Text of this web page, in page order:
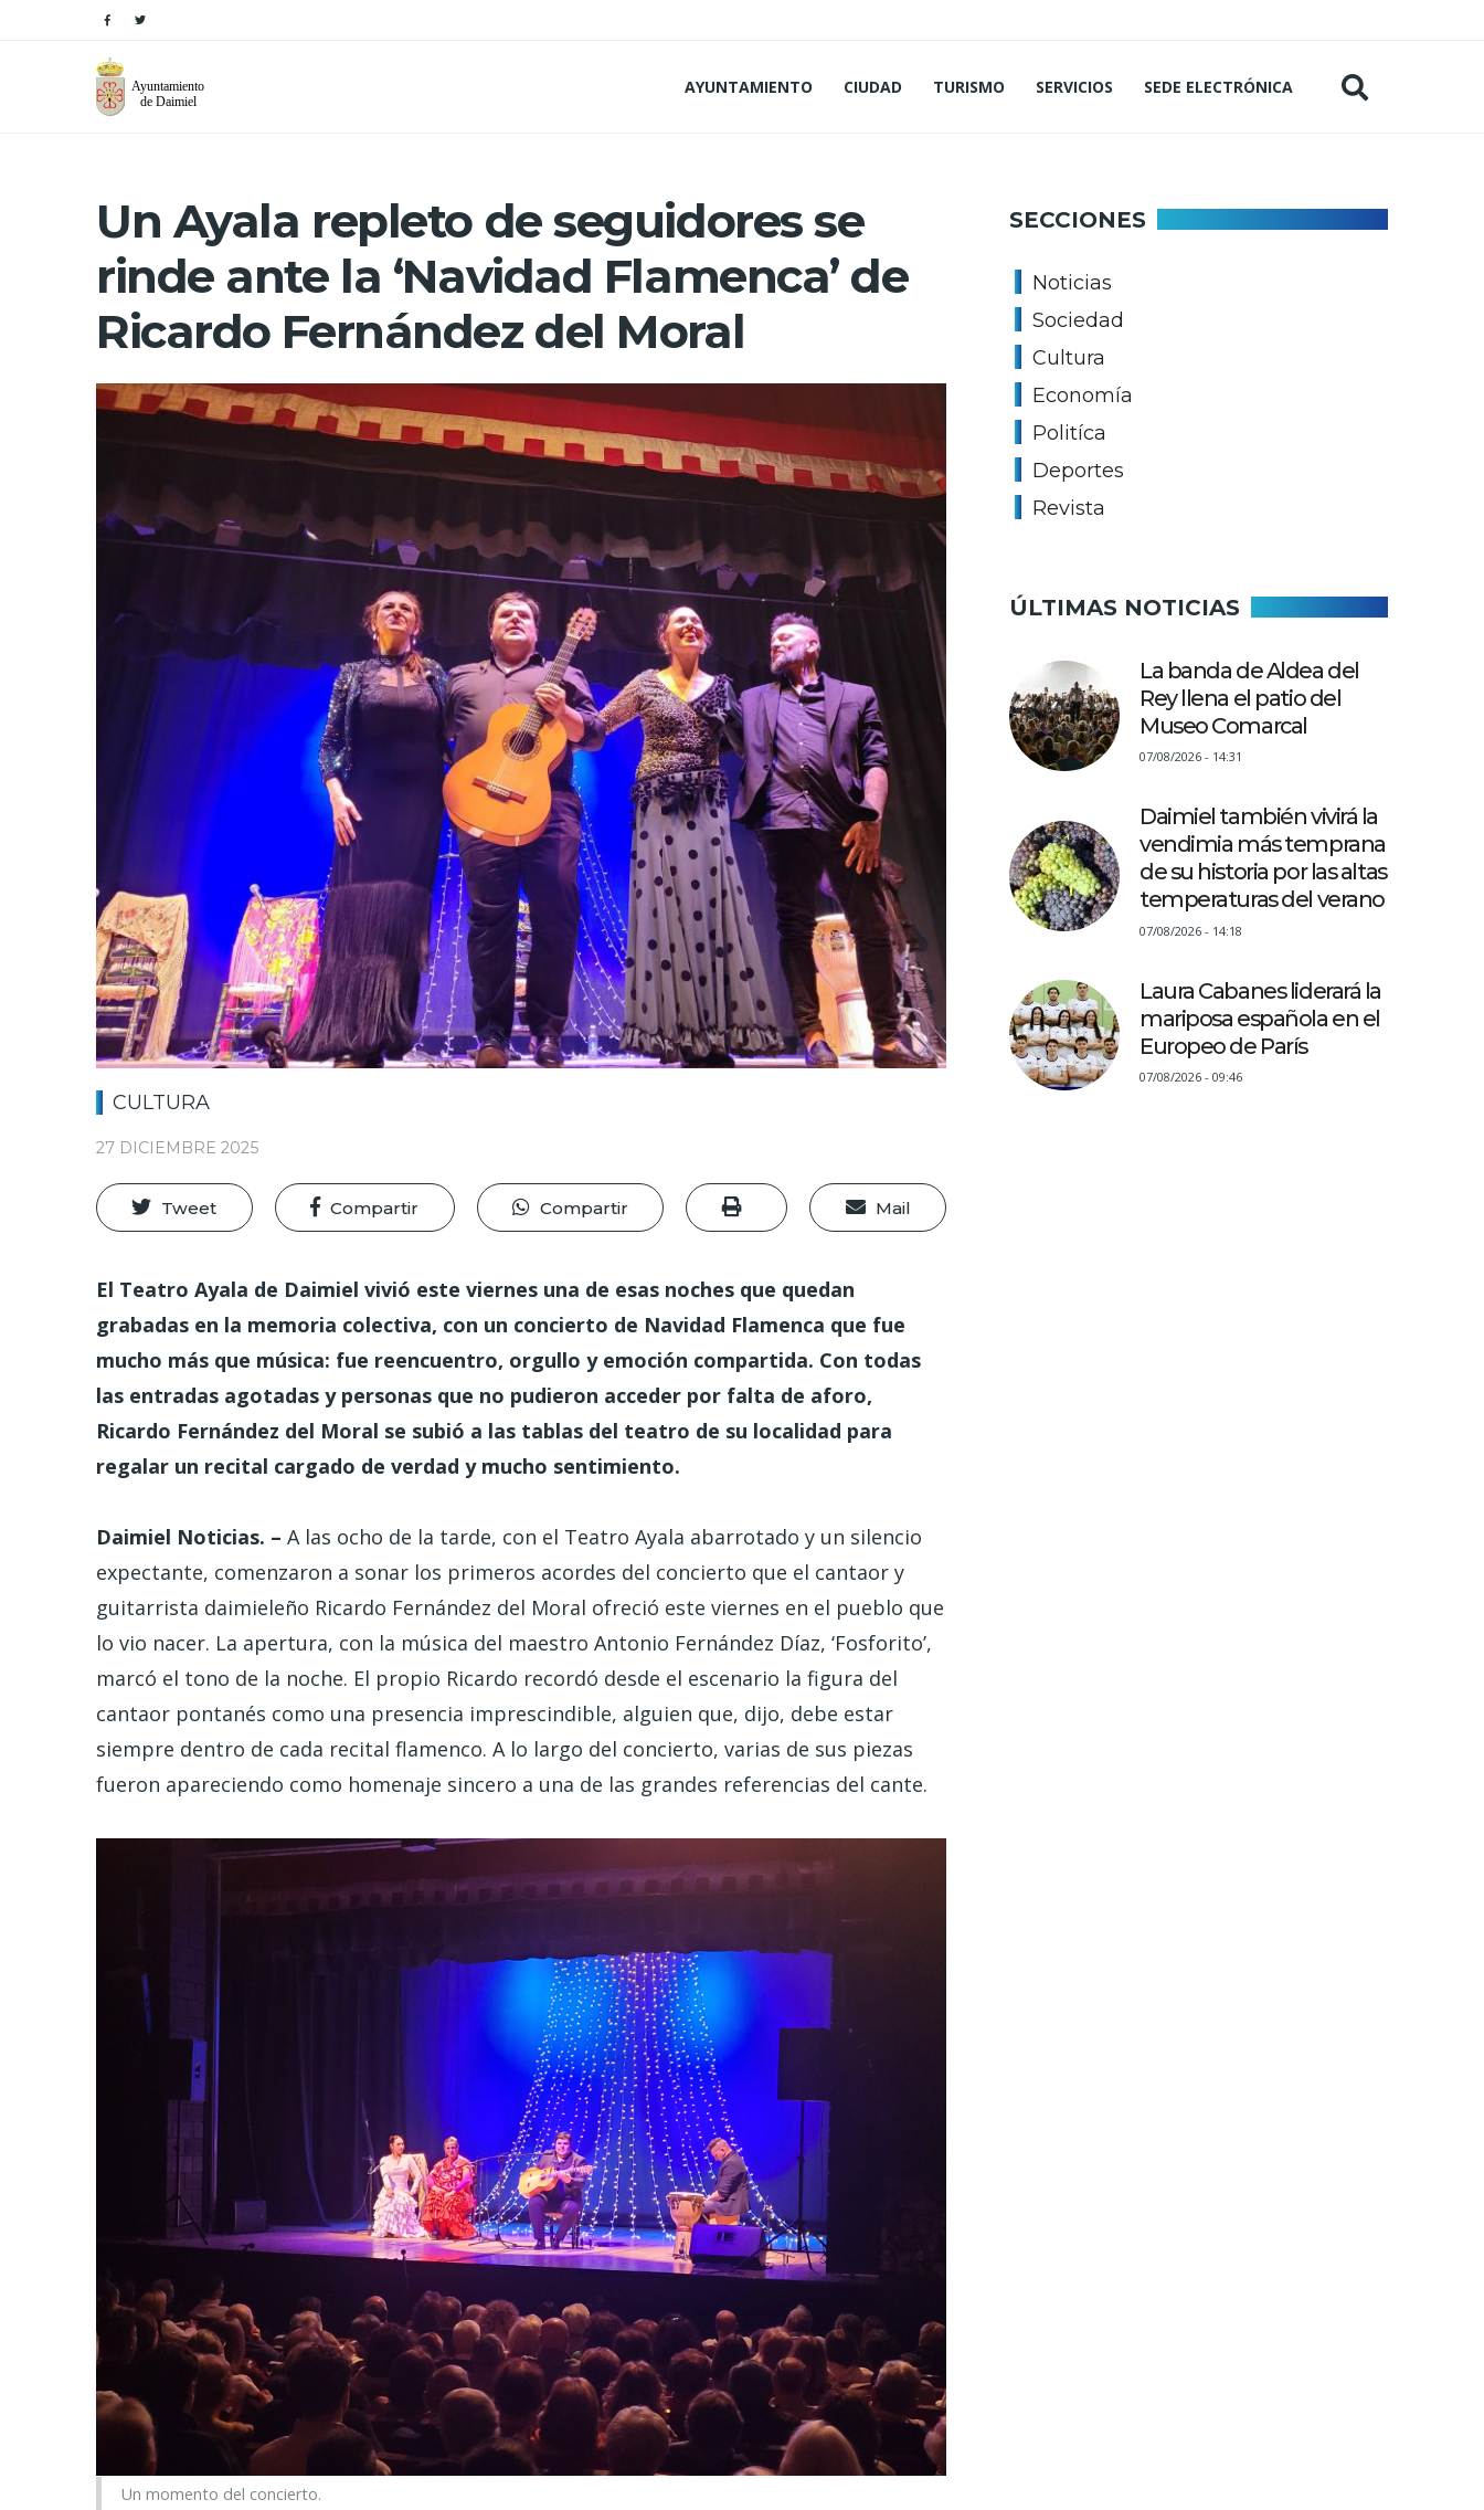
AYUNTAMIENTO CIUDAD TURISMO SERVICIOS SEDE ELECTRÓNICA
Un Ayala repleto de seguidores se
rinde ante la ‘Navidad Flamenca’ de
Ricardo Fernández del Moral
CULTURA
27 DICIEMBRE 2025
Tweet Compartir Compartir Mail
El Teatro Ayala de Daimiel vivió este viernes una de esas noches que quedan
grabadas en la memoria colectiva, con un concierto de Navidad Flamenca que fue
mucho más que música: fue reencuentro, orgullo y emoción compartida. Con todas
las entradas agotadas y personas que no pudieron acceder por falta de aforo,
Ricardo Fernández del Moral se subió a las tablas del teatro de su localidad para
regalar un recital cargado de verdad y mucho sentimiento.
Daimiel Noticias. – A las ocho de la tarde, con el Teatro Ayala abarrotado y un silencio
expectante, comenzaron a sonar los primeros acordes del concierto que el cantaor y
guitarrista daimieleño Ricardo Fernández del Moral ofreció este viernes en el pueblo que
lo vio nacer. La apertura, con la música del maestro Antonio Fernández Díaz, ‘Fosforito’,
marcó el tono de la noche. El propio Ricardo recordó desde el escenario la figura del
cantaor pontanés como una presencia imprescindible, alguien que, dijo, debe estar
siempre dentro de cada recital flamenco. A lo largo del concierto, varias de sus piezas
fueron apareciendo como homenaje sincero a una de las grandes referencias del cante.
Un momento del concierto.
SECCIONES
Noticias
Sociedad
Cultura
Economía
Politíca
Deportes
Revista
ÚLTIMAS NOTICIAS
La banda de Aldea del
Rey llena el patio del
Museo Comarcal
07/08/2026 - 14:31
Daimiel también vivirá la
vendimia más temprana
de su historia por las altas
temperaturas del verano
07/08/2026 - 14:18
Laura Cabanes liderará la
mariposa española en el
Europeo de París
07/08/2026 - 09:46